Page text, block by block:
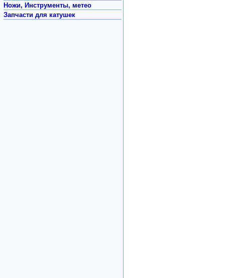
Ножи, Инструменты, метео
Запчасти для катушек